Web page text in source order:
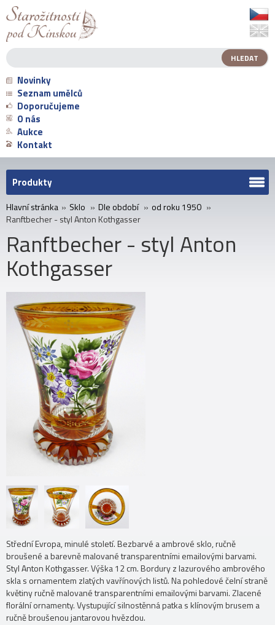
Novinky
Seznam umělců
Doporučujeme
O nás
Aukce
Kontakt
Produkty
Hlavní stránka » Sklo » Dle období » od roku 1950 »
Ranftbecher - styl Anton Kothgasser
Ranftbecher - styl Anton
Kothgasser
Střední Evropa, minulé století. Bezbarvé a ambrové sklo, ručně
broušené a barevně malované transparentními emailovými barvami.
Styl Anton Kothgasser. Výška 12 cm. Bordury z lazurového ambrového
skla s ornamentem zlatých vavřínových listů. Na pohledové čelní straně
květiny ručně malované transparentními emailovými barvami. Zlacené
florální ornamenty. Vystupující silnostěnná patka s klínovým brusem a
ručně broušenou jantarovou hvězdou.